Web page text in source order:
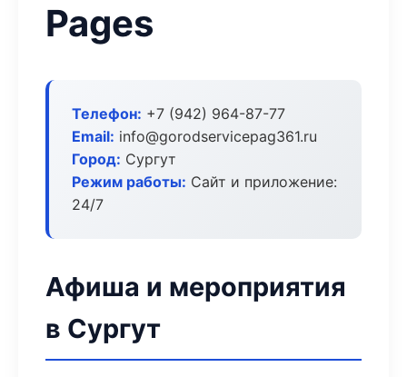
Pages
Телефон: +7 (942) 964-87-77
Email: info@gorodservicepag361.ru
Город: Сургут
Режим работы: Сайт и приложение:
24/7
Афиша и мероприятия
в Сургут